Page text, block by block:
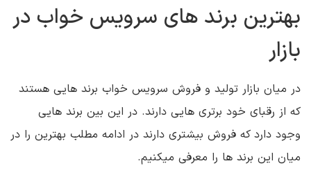
بهترین برند های سرویس خواب در
بازار
در میان بازار تولید و فروش سرویس خواب برند هایی هستند
که از رقبای خود برتری هایی دارند. در این بین برند هایی
وجود دارد که فروش بیشتری دارند در ادامه مطلب بهترین را در
میان این برند ها را معرفی میکنیم.